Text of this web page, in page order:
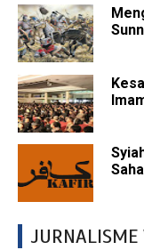
JURNALISME